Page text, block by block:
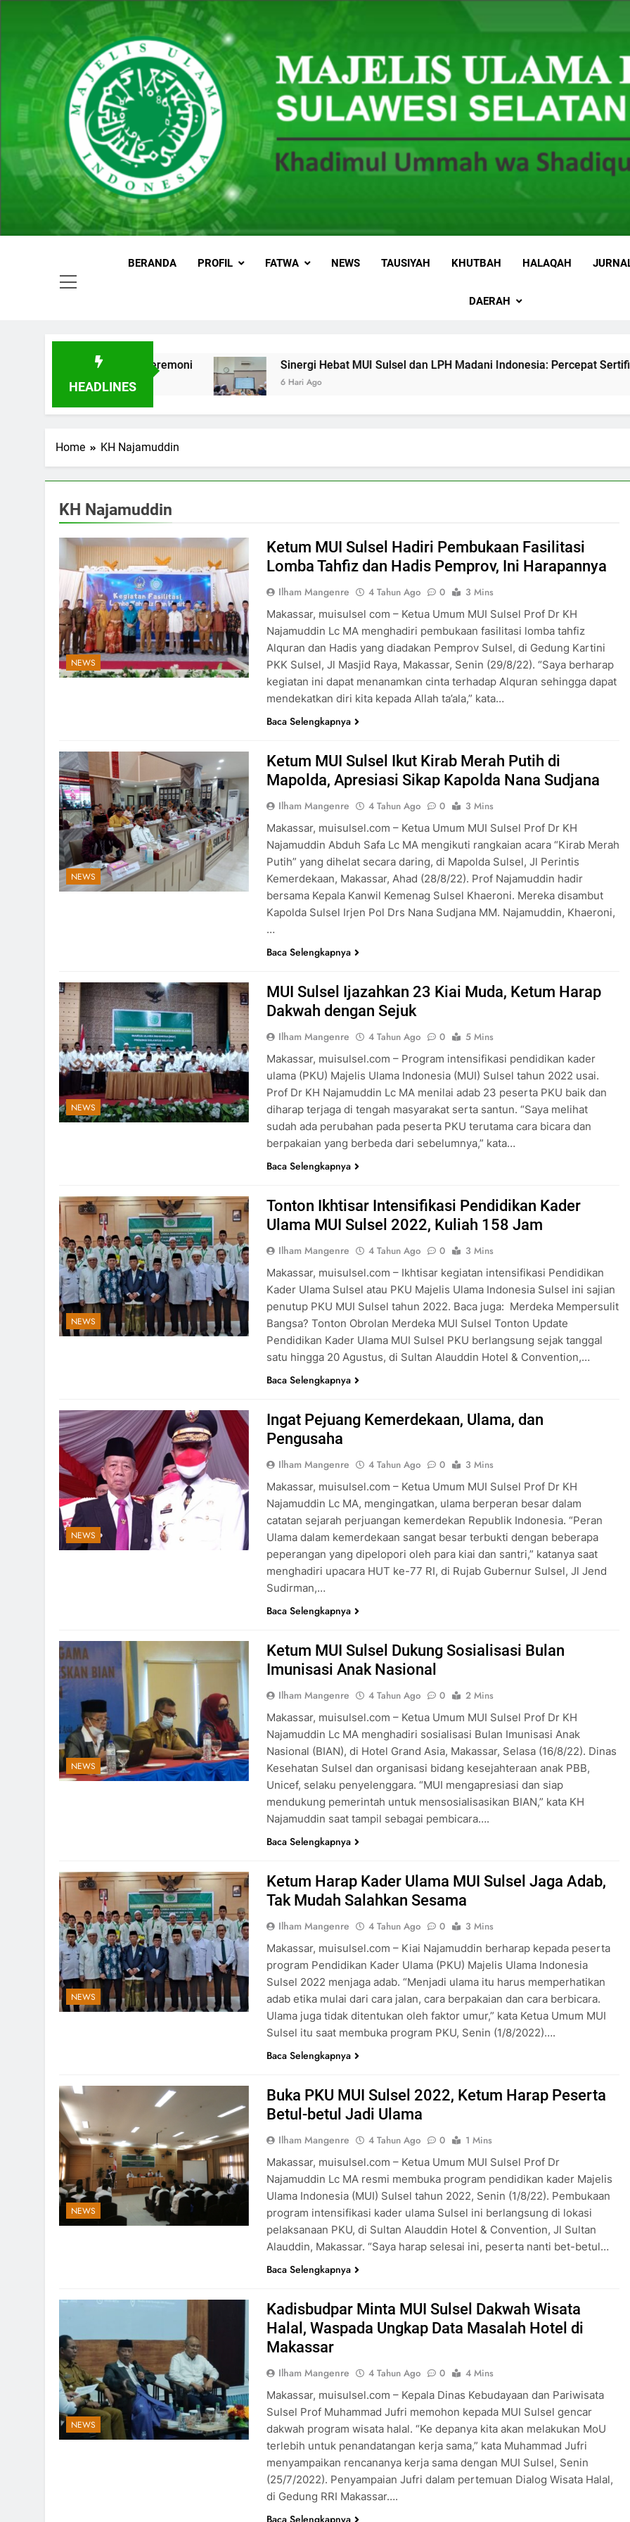
MUI Sulawesi Selatan
BERANDA PROFIL FATWA NEWS TAUSIYAH KHUTBAH HALAQAH
DAERAH
HEADLINES
Sinergi Hebat MUI Sulsel dan LPH Madani Indonesia: Percepat Sertifikasi Halal, 4
6 Hari Ago
Home KH Najamuddin
KH Najamuddin
NEWS
Ketum MUI Sulsel Hadiri Pembukaan Fasilitasi
Lomba Tahfiz dan Hadis Pemprov, Ini Harapannya
Ilham Mangenre 4 Tahun Ago 0
3 Mins
Makassar, muisulsel com – Ketua Umum MUI Sulsel Prof Dr KH
Najamuddin Lc MA menghadiri pembukaan fasilitasi lomba tahfiz
Alquran dan Hadis yang diadakan Pemprov Sulsel, di Gedung Kartini
PKK Sulsel, Jl Masjid Raya, Makassar, Senin (29/8/22). “Saya berharap
kegiatan ini dapat menanamkan cinta terhadap Alquran sehingga dapat
mendekatkan diri kita kepada Allah ta’ala,” kata…
Baca Selengkapnya
NEWS
Ketum MUI Sulsel Ikut Kirab Merah Putih di
Mapolda, Apresiasi Sikap Kapolda Nana Sudjana
Ilham Mangenre 4 Tahun Ago 0
3 Mins
Makassar, muisulsel.com – Ketua Umum MUI Sulsel Prof Dr KH
Najamuddin Abduh Safa Lc MA mengikuti rangkaian acara “Kirab Merah
Putih” yang dihelat secara daring, di Mapolda Sulsel, Jl Perintis
Kemerdekaan, Makassar, Ahad (28/8/22). Prof Najamuddin hadir
bersama Kepala Kanwil Kemenag Sulsel Khaeroni. Mereka disambut
Kapolda Sulsel Irjen Pol Drs Nana Sudjana MM. Najamuddin, Khaeroni,
…
Baca Selengkapnya
NEWS
MUI Sulsel Ijazahkan 23 Kiai Muda, Ketum Harap
Dakwah dengan Sejuk
Ilham Mangenre 4 Tahun Ago 0
5 Mins
Makassar, muisulsel.com – Program intensifikasi pendidikan kader
ulama (PKU) Majelis Ulama Indonesia (MUI) Sulsel tahun 2022 usai.
Prof Dr KH Najamuddin Lc MA menilai adab 23 peserta PKU baik dan
diharap terjaga di tengah masyarakat serta santun. “Saya melihat
sudah ada perubahan pada peserta PKU terutama cara bicara dan
berpakaian yang berbeda dari sebelumnya,” kata…
Baca Selengkapnya
NEWS
Tonton Ikhtisar Intensifikasi Pendidikan Kader
Ulama MUI Sulsel 2022, Kuliah 158 Jam
Ilham Mangenre 4 Tahun Ago 0
3 Mins
Makassar, muisulsel.com – Ikhtisar kegiatan intensifikasi Pendidikan
Kader Ulama Sulsel atau PKU Majelis Ulama Indonesia Sulsel ini sajian
penutup PKU MUI Sulsel tahun 2022. Baca juga: Merdeka Mempersulit
Bangsa? Tonton Obrolan Merdeka MUI Sulsel Tonton Update
Pendidikan Kader Ulama MUI Sulsel PKU berlangsung sejak tanggal
satu hingga 20 Agustus, di Sultan Alauddin Hotel & Convention,…
Baca Selengkapnya
NEWS
Ingat Pejuang Kemerdekaan, Ulama, dan
Pengusaha
Ilham Mangenre 4 Tahun Ago 0
3 Mins
Makassar, muisulsel.com – Ketua Umum MUI Sulsel Prof Dr KH
Najamuddin Lc MA, mengingatkan, ulama berperan besar dalam
catatan sejarah perjuangan kemerdekan Republik Indonesia. “Peran
Ulama dalam kemerdekaan sangat besar terbukti dengan beberapa
peperangan yang dipelopori oleh para kiai dan santri,” katanya saat
menghadiri upacara HUT ke-77 RI, di Rujab Gubernur Sulsel, Jl Jend
Sudirman,…
Baca Selengkapnya
NEWS
Ketum MUI Sulsel Dukung Sosialisasi Bulan
Imunisasi Anak Nasional
Ilham Mangenre 4 Tahun Ago 0
2 Mins
Makassar, muisulsel.com – Ketua Umum MUI Sulsel Prof Dr KH
Najamuddin Lc MA menghadiri sosialisasi Bulan Imunisasi Anak
Nasional (BIAN), di Hotel Grand Asia, Makassar, Selasa (16/8/22). Dinas
Kesehatan Sulsel dan organisasi bidang kesejahteraan anak PBB,
Unicef, selaku penyelenggara. “MUI mengapresiasi dan siap
mendukung pemerintah untuk mensosialisasikan BIAN,” kata KH
Najamuddin saat tampil sebagai pembicara….
Baca Selengkapnya
NEWS
Ketum Harap Kader Ulama MUI Sulsel Jaga Adab,
Tak Mudah Salahkan Sesama
Ilham Mangenre 4 Tahun Ago 0
3 Mins
Makassar, muisulsel.com – Kiai Najamuddin berharap kepada peserta
program Pendidikan Kader Ulama (PKU) Majelis Ulama Indonesia
Sulsel 2022 menjaga adab. “Menjadi ulama itu harus memperhatikan
adab etika mulai dari cara jalan, cara berpakaian dan cara berbicara.
Ulama juga tidak ditentukan oleh faktor umur,” kata Ketua Umum MUI
Sulsel itu saat membuka program PKU, Senin (1/8/2022)….
Baca Selengkapnya
NEWS
Buka PKU MUI Sulsel 2022, Ketum Harap Peserta
Betul-betul Jadi Ulama
Ilham Mangenre 4 Tahun Ago 0
1 Mins
Makassar, muisulsel.com – Ketua Umum MUI Sulsel Prof Dr
Najamuddin Lc MA resmi membuka program pendidikan kader Majelis
Ulama Indonesia (MUI) Sulsel tahun 2022, Senin (1/8/22). Pembukaan
program intensifikasi kader ulama Sulsel ini berlangsung di lokasi
pelaksanaan PKU, di Sultan Alauddin Hotel & Convention, Jl Sultan
Alauddin, Makassar. “Saya harap selesai ini, peserta nanti bet-betul…
Baca Selengkapnya
NEWS
Kadisbudpar Minta MUI Sulsel Dakwah Wisata
Halal, Waspada Ungkap Data Masalah Hotel di
Makassar
Ilham Mangenre 4 Tahun Ago 0
4 Mins
Makassar, muisulsel.com – Kepala Dinas Kebudayaan dan Pariwisata
Sulsel Prof Muhammad Jufri memohon kepada MUI Sulsel gencar
dakwah program wisata halal. “Ke depanya kita akan melakukan MoU
terlebih untuk penandatangan kerja sama,” kata Muhammad Jufri
menyampaikan rencananya kerja sama dengan MUI Sulsel, Senin
(25/7/2022). Penyampaian Jufri dalam pertemuan Dialog Wisata Halal,
di Gedung RRI Makassar….
Baca Selengkapnya